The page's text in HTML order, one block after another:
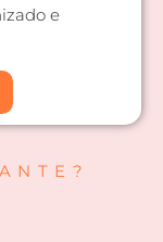
e